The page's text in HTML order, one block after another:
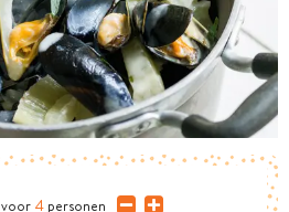
voor 4 personen